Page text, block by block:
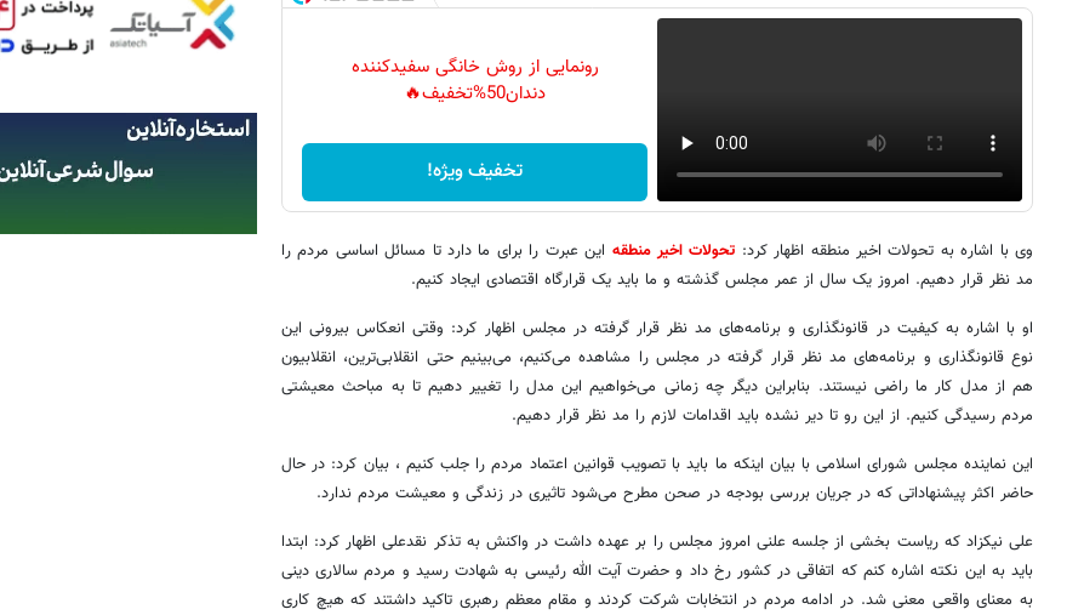
رونمایی از روش خانگی سفیدکننده
دندان50%تخفیف🔥
تخفیف ویژه!
وی با اشاره به تحولات اخیر منطقه اظهار کرد: تحولات اخیر منطقه این عبرت را برای ما دارد تا مسائل اساسی مردم را
مد نظر قرار دهیم. امروز یک سال از عمر مجلس گذشته و ما باید یک قرارگاه اقتصادی ایجاد کنیم.
او با اشاره به کیفیت در قانونگذاری و برنامه‌های مد نظر قرار گرفته در مجلس اظهار کرد: وقتی انعکاس بیرونی این
نوع قانونگذاری و برنامه‌های مد نظر قرار گرفته در مجلس را مشاهده می‌کنیم، می‌بینیم حتی انقلابی‌ترین، انقلابیون
هم از مدل کار ما راضی نیستند. بنابراین دیگر چه زمانی می‌خواهیم این مدل را تغییر دهیم تا به مباحث معیشتی
مردم رسیدگی کنیم. از این رو تا دیر نشده باید اقدامات لازم را مد نظر قرار دهیم.
این نماینده مجلس شورای اسلامی با بیان اینکه ما باید با تصویب قوانین اعتماد مردم را جلب کنیم ، بیان کرد: در حال
حاضر اکثر پیشنهاداتی که در جریان بررسی بودجه در صحن مطرح می‌شود تاثیری در زندگی و معیشت مردم ندارد.
علی نیکزاد که ریاست بخشی از جلسه علنی امروز مجلس را بر عهده داشت در واکنش به تذکر نقدعلی اظهار کرد: ابتدا
باید به این نکته اشاره کنم که اتفاقی در کشور رخ داد و حضرت آیت الله رئیسی به شهادت رسید و مردم سالاری دینی
به معنای واقعی معنی شد. در ادامه مردم در انتخابات شرکت کردند و مقام معظم رهبری تاکید داشتند که هیچ کاری